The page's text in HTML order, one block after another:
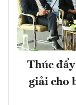
Thúc
giải cho